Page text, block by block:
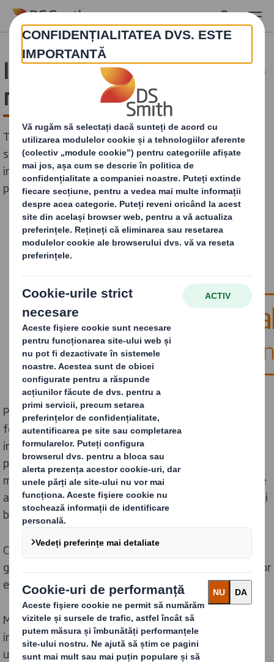
Skip to main content
Inovațiile în tehnologia de
reciclare divulgate
Toată lumea știe că viitorul reciclării este în continuă
schimbare. Cu toate acestea, există multe evoluții
interesante în tehnologia de reciclare pe care este
posibil să nu le cunoașteți.
Pachetul UE privind economia circulară are obiective
foarte clare de reciclare pentru statele membre,
inclusiv o rată de reciclare de 65% pentru ambalaje
până în 2025 și nu mai mult de 10% din deșeurile
municipale depuse la groapa de gunoi. Pentru a susține
acest lucru, este necesară o tehnologie de reciclare mai
bună.
Cu toate acestea, tehnologia nu trebuie să fie
grandioasă: chiar și micile îmbunătățiri aduse proceselor
existente pot obține rezultate mai bune.
Mai jos sunt prezentate câteva dintre cele mai
interesante tehnologii de reciclare dezvoltate, inclusiv
unele dintre propriile noastre investiții în acest